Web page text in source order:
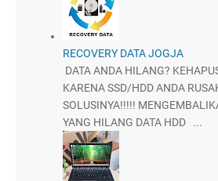
RECOVERY DATA JOGJA
DATA ANDA HILANG?
KARENA SSD/HDD ANDA
SOLUSINYA!!!!!
YANG HILANG DATA HDD ...